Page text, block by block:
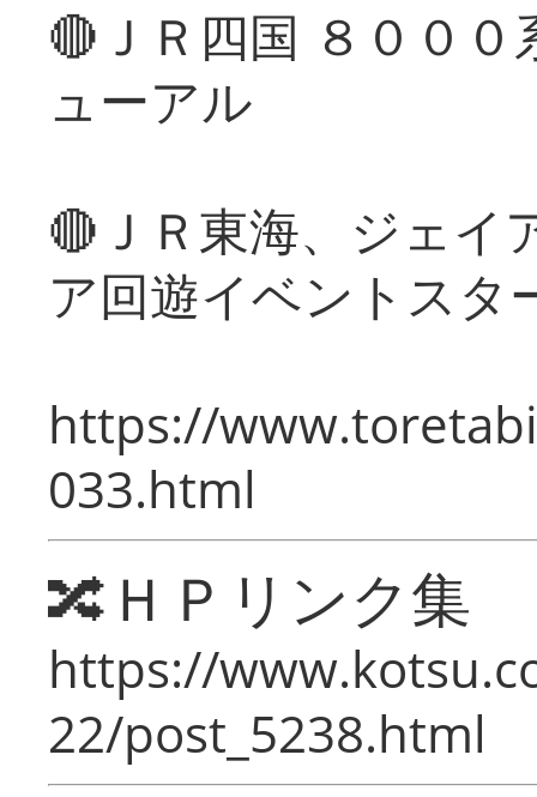
🔴ＪＲ四国 ８００
ューアル
🔴ＪＲ東海、ジェイ
ア回遊イベントスタ
https://
033.html
🔀ＨＰリンク集
https://
22/post_5238.html